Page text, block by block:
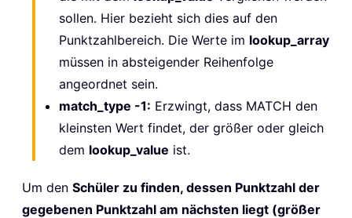
sollen. Hier bezieht sich dies auf den
Punktzahlbereich. Die Werte im lookup_array
müssen in absteigender Reihenfolge
angeordnet sein.
match_type -1: Erzwingt, dass MATCH den
kleinsten Wert findet, der größer oder gleich
dem lookup_value ist.
Um den Schüler zu finden, dessen Punktzahl der
gegebenen Punktzahl am nächsten liegt (größer